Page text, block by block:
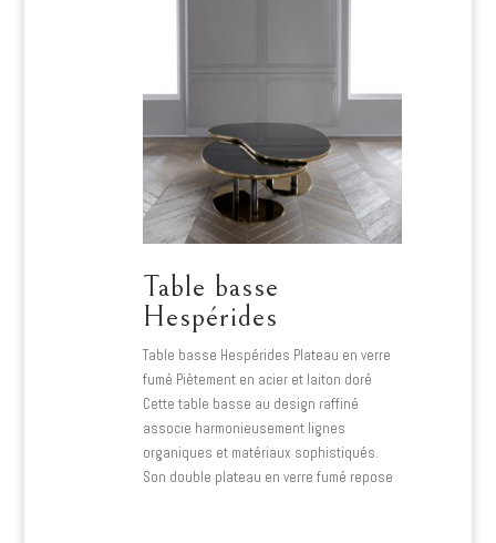
Table basse
Hespérides
Table basse Hespérides Plateau en verre
fumé Piètement en acier et laiton doré
Cette table basse au design raffiné
associe harmonieusement lignes
organiques et matériaux sophistiqués.
Son double plateau en verre fumé repose